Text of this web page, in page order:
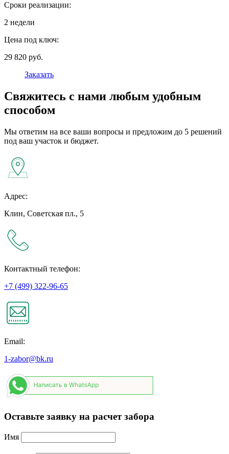
Сроки реализации:
2 недели
Цена под ключ:
29 820 руб.
Заказать
Свяжитесь с нами любым удобным
способом
Мы ответим на все ваши вопросы и предложим до 5 решений
под ваш участок и бюджет.
Адрес:
Клин, Советская пл., 5
Контактный телефон:
+7 (499) 322-96-65
Email:
1-zabor@bk.ru
Оставьте заявку на расчет забора
Имя